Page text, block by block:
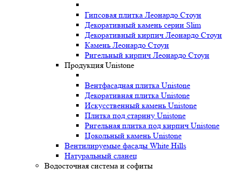
Гипсовая плитка Леонардо Стоун
Декоративный камень серии Slim
Декоративный кирпич Леонардо Стоун
Камень Леонардо Стоун
Ригельный кирпич Леонардо Стоун
Продукция Unistone
Вентфасадная плитка Unistone
Декоративная плитка Unistone
Искусственный камень Unistone
Плитка под старину Unistone
Ригельная плитка под кирпич Unistone
Цокольный камень Unistone
Вентилируемые фасады White Hills
Натуральный сланец
Водосточная система и софиты